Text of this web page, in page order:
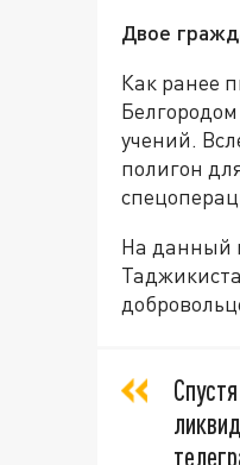
Двое
Как ранее
учений.
полигон
На данный